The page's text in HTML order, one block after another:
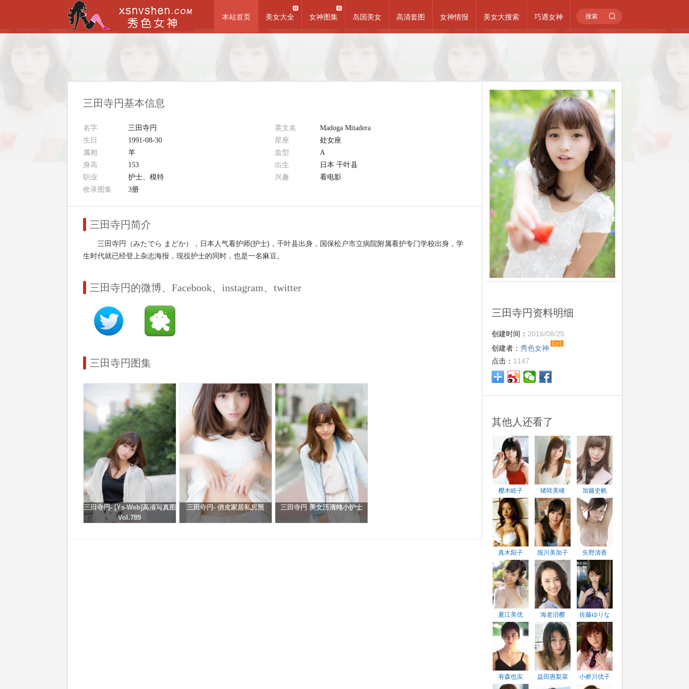
本站首页 美女大全 女神图集 岛国美女 高清套图 女神情报 美女大搜索 巧遇女神
三田寺円基本信息
名字 三田寺円 英文名
Madoga Mitadera
生日
1991-08-30 星座
处女座
属相
羊 血型
A
身高
153 出生
日本 千叶县
职业
护士、模特 兴趣
看电影
收录图集
3册
三田寺円简介
三田寺円（みたでら まどか），日本人气看护师(护士)，千叶县出身，国保松户市立病院附属看护专门学校出身，学
生时代就已经登上杂志海报，现役护士的同时，也是一名麻豆。
三田寺円的微博、Facebook、instagram、twitter
三田寺円图集
三田寺円- [Ys-Web]高清写真图
Vol.789
三田寺円- 俏皮家居私房照 三田寺円 美女历清纯小护士
三田寺円资料明细
创建时间： 2016/08/25
创建者： 秀色女神
Lv1
0
点击： 1147
其他人还看了
樱木睦子 绪咲美绪 加藤史帆
真木阳子 堀川美加子 矢野清香
夏江美优 海老沼樱 佐藤ゆりな
有森也实 益田惠梨菜 小桥川优子